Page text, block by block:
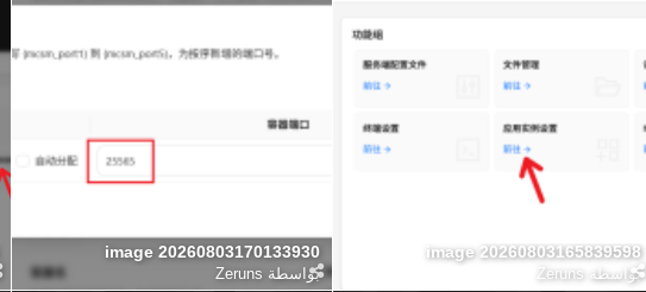
image 20260803170133930
بواسطة Zeruns
image 20260803165839598
بواسطةZeruns